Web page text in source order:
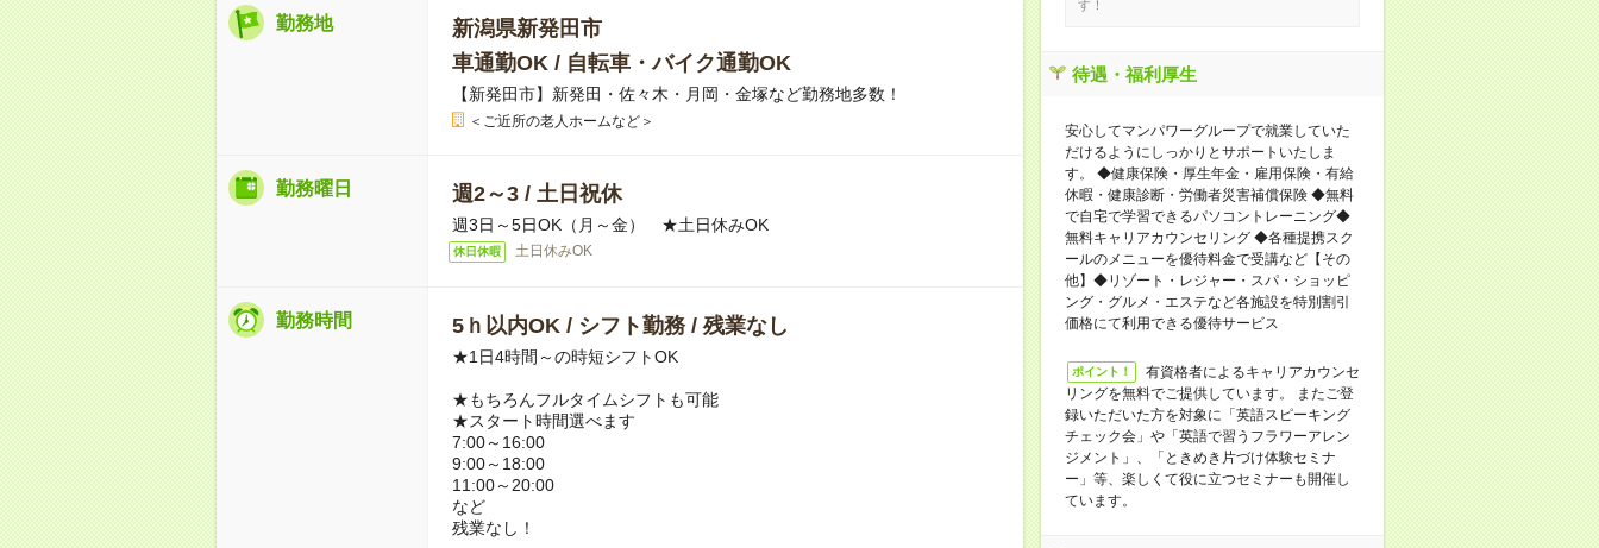
勤務地
新潟県新発田市
車通勤OK / 自転車・バイク通勤OK
【新発田市】新発田・佐々木・月岡・金塚など勤務地多数！
＜ご近所の老人ホームなど＞
勤務曜日 週2～3 / 土日祝休
週3日～5日OK（月～金） ★土日休みOK
休日休暇 土日休みOK
勤務時間 5ｈ以内OK / シフト勤務 / 残業なし
★1日4時間～の時短シフトOK
★もちろんフルタイムシフトも可能
★スタート時間選べます
7:00～16:00
9:00～18:00
11:00～20:00
など
残業なし！
す！
待遇・福利厚生
安⼼してマンパワーグループで就業していた
だけるようにしっかりとサポートいたしま
す。 ◆健康保険・厚⽣年⾦・雇⽤保険・有給
休暇・健康診断・労働者災害補償保険 ◆無料
で⾃宅で学習できるパソコントレーニング◆
無料キャリアカウンセリング ◆各種提携スク
ールのメニューを優待料⾦で受講など【その
他】◆リゾート・レジャー・スパ・ショッピ
ング・グルメ・エステなど各施設を特別割引
価格にて利⽤できる優待サービス
ポイント！
有資格者によるキャリアカウンセ
リングを無料でご提供しています。 またご登
録いただいた⽅を対象に「英語スピーキング
チェック会」や「英語で習うフラワーアレン
ジメント」、「ときめき⽚づけ体験セミナ
ー」等、楽しくて役に⽴つセミナーも開催し
ています。